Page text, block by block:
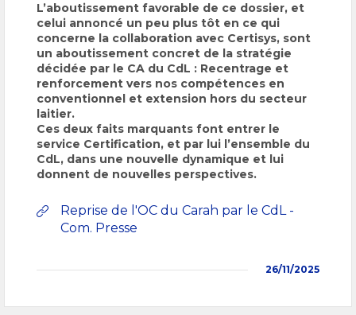
L’aboutissement favorable de ce dossier, et
celui annoncé un peu plus tôt en ce qui
concerne la collaboration avec Certisys, sont
un aboutissement concret de la stratégie
décidée par le CA du CdL : Recentrage et
renforcement vers nos compétences en
conventionnel et extension hors du secteur
laitier.
Ces deux faits marquants font entrer le
service Certification, et par lui l’ensemble du
CdL, dans une nouvelle dynamique et lui
donnent de nouvelles perspectives.
Reprise de l'OC du Carah par le CdL -
Com. Presse
26/11/2025